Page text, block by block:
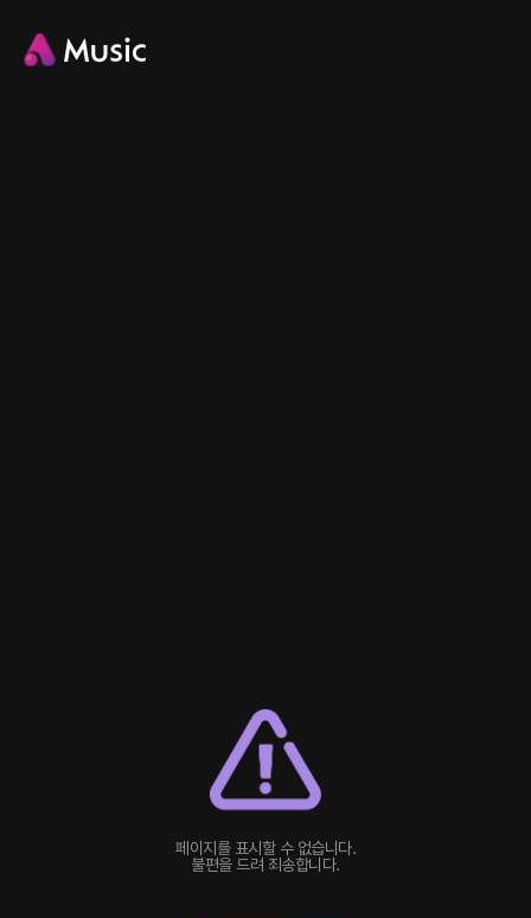
페이지를 표시할 수 없습니다.
불편을 드려 죄송합니다.